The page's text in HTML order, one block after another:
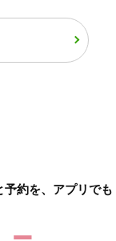
予約を、アプリでも